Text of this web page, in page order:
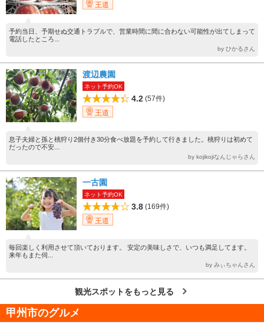
王道
予約当日、予期せぬ交通トラブルで、営業時間に間に合わない可能性が出てしまって
電話したところ...
by ひかるさん
渡辺農園
ネット予約OK
4.2 (57件)
王道
息子夫婦と孫と桃狩り2個付き30分食べ放題を予約して行きました。桃狩りは初めて
だったので不安...
by kojikojiなんじゃらさん
一古園
ネット予約OK
3.8 (169件)
王道
毎回楽しく利用させて頂いております。 安定の美味しさで、いつも満足してます。
来年もまた伺...
by みぃちゃんさん
観光スポットをもっと見る
甲州市のグルメ